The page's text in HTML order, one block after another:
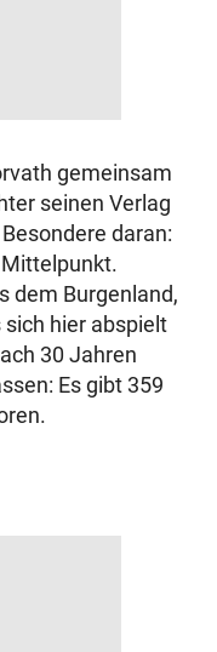
gemeinsam
seinen Verlag
daran:
dem Burgenland,
hier abspielt
30 Jahren
Es gibt 359